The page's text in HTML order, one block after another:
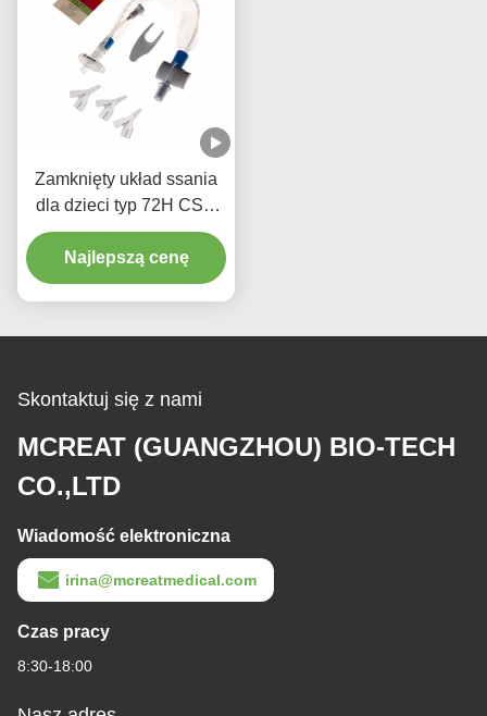
Zamknięty układ ssania
dla dzieci typ 72H CSC
Jednorazowe środki
medyczne
Najlepszą cenę
Skontaktuj się z nami
MCREAT (GUANGZHOU) BIO-TECH
CO.,LTD
Wiadomość elektroniczna
irina@mcreatmedical.com
Czas pracy
8:30-18:00